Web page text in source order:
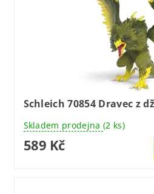
Schleich 70854 Dravec z
Skladem prodejna (2 ks)
589 Kč